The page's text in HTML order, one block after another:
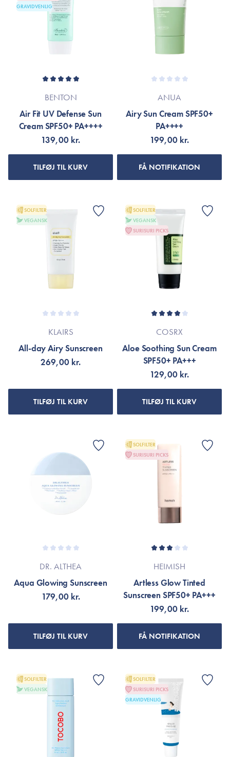
GRAVIDVENLIG
BENTON
Air Fit UV Defense Sun
Cream SPF50+ PA++++
139,00 kr.
TILFØJ TIL KURV
ANUA
Airy Sun Cream SPF50+
PA++++
199,00 kr.
FÅ NOTIFIKATION
SOLFILTER
VEGANSK
KLAIRS
All-day Airy Sunscreen
269,00 kr.
TILFØJ TIL KURV
SOLFILTER
VEGANSK
SURISURI PICKS
COSRX
Aloe Soothing Sun Cream
SPF50+ PA+++
129,00 kr.
TILFØJ TIL KURV
DR. ALTHEA
Aqua Glowing Sunscreen
179,00 kr.
TILFØJ TIL KURV
SOLFILTER
SURISURI PICKS
HEIMISH
Artless Glow Tinted
Sunscreen SPF50+ PA+++
199,00 kr.
FÅ NOTIFIKATION
SOLFILTER
VEGANSK
SOLFILTER
SURISURI PICKS
GRAVIDVENLIG